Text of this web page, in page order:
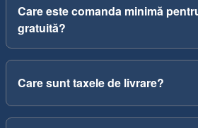
Care este comanda minimă
gratuită?
Care sunt taxele de livrare?